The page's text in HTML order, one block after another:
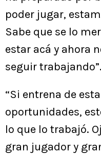
poder jugar,
Sabe que se lo
estar acá y ahora
seguir trabajando”.
“Si entrena de
oportunidades,
lo que lo trabajó.
gran jugador y